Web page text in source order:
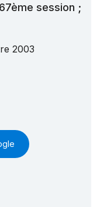
session ;
2003